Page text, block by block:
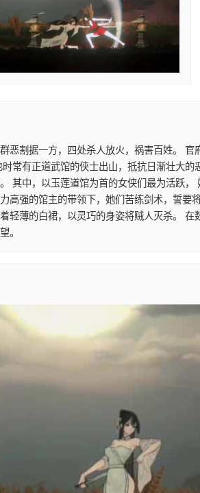
恶割据一方，四处杀人放火，祸害百姓。
常有正道武馆的侠士出山，抵抗日渐壮大
其中，以玉莲道馆为首的女侠们最为活跃
高强的馆主的带领下，她们苦练剑术，誓要
轻薄的白裙，以灵巧的身姿将贼人灭杀。 在
。